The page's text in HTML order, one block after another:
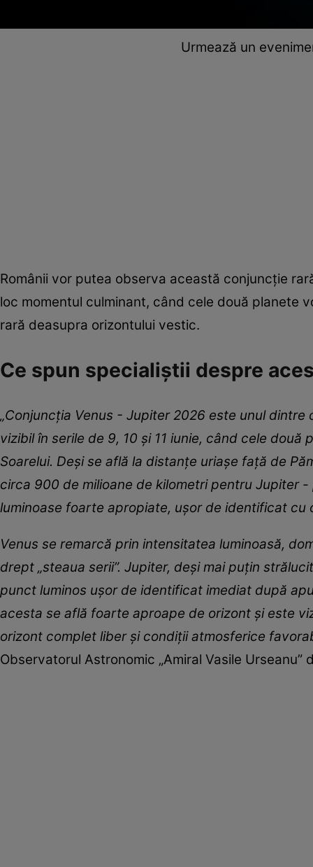
Urmează un
Românii vor putea observa această conjuncție
loc momentul culminant, când cele două planete
rară deasupra orizontului vestic.
Ce spun specialiștii despre
„Conjuncția Venus - Jupiter 2026 este unul
vizibil în serile de 9, 10 și 11 iunie, când cele
Soarelui. Deși se află la distanțe uriașe față de
circa 900 de milioane de kilometri pentru Jupiter
luminoase foarte apropiate, ușor de identificat cu
Venus se remarcă prin intensitatea luminoasă,
drept „steaua serii”. Jupiter, deși mai puțin
punct luminos ușor de identificat imediat după
acesta se află foarte aproape de orizont și este
orizont complet liber și condiții atmosferice
Observatorul Astronomic „Amiral Vasile Urseanu”